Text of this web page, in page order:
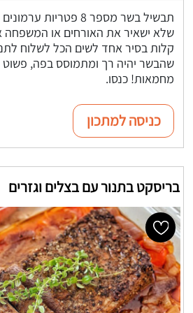
תבשיל בשר מספר 8
שלא ישאיר את האורחים או המשפחה
קלות בסיר אחד לשים הכל לשלוח
שהבשר יהיה רך ומתמוסס בפה, פשוט
מחמאות! כנסו.
כניסה למתכון
בריסקט בתנור עם בצלים וגזרים